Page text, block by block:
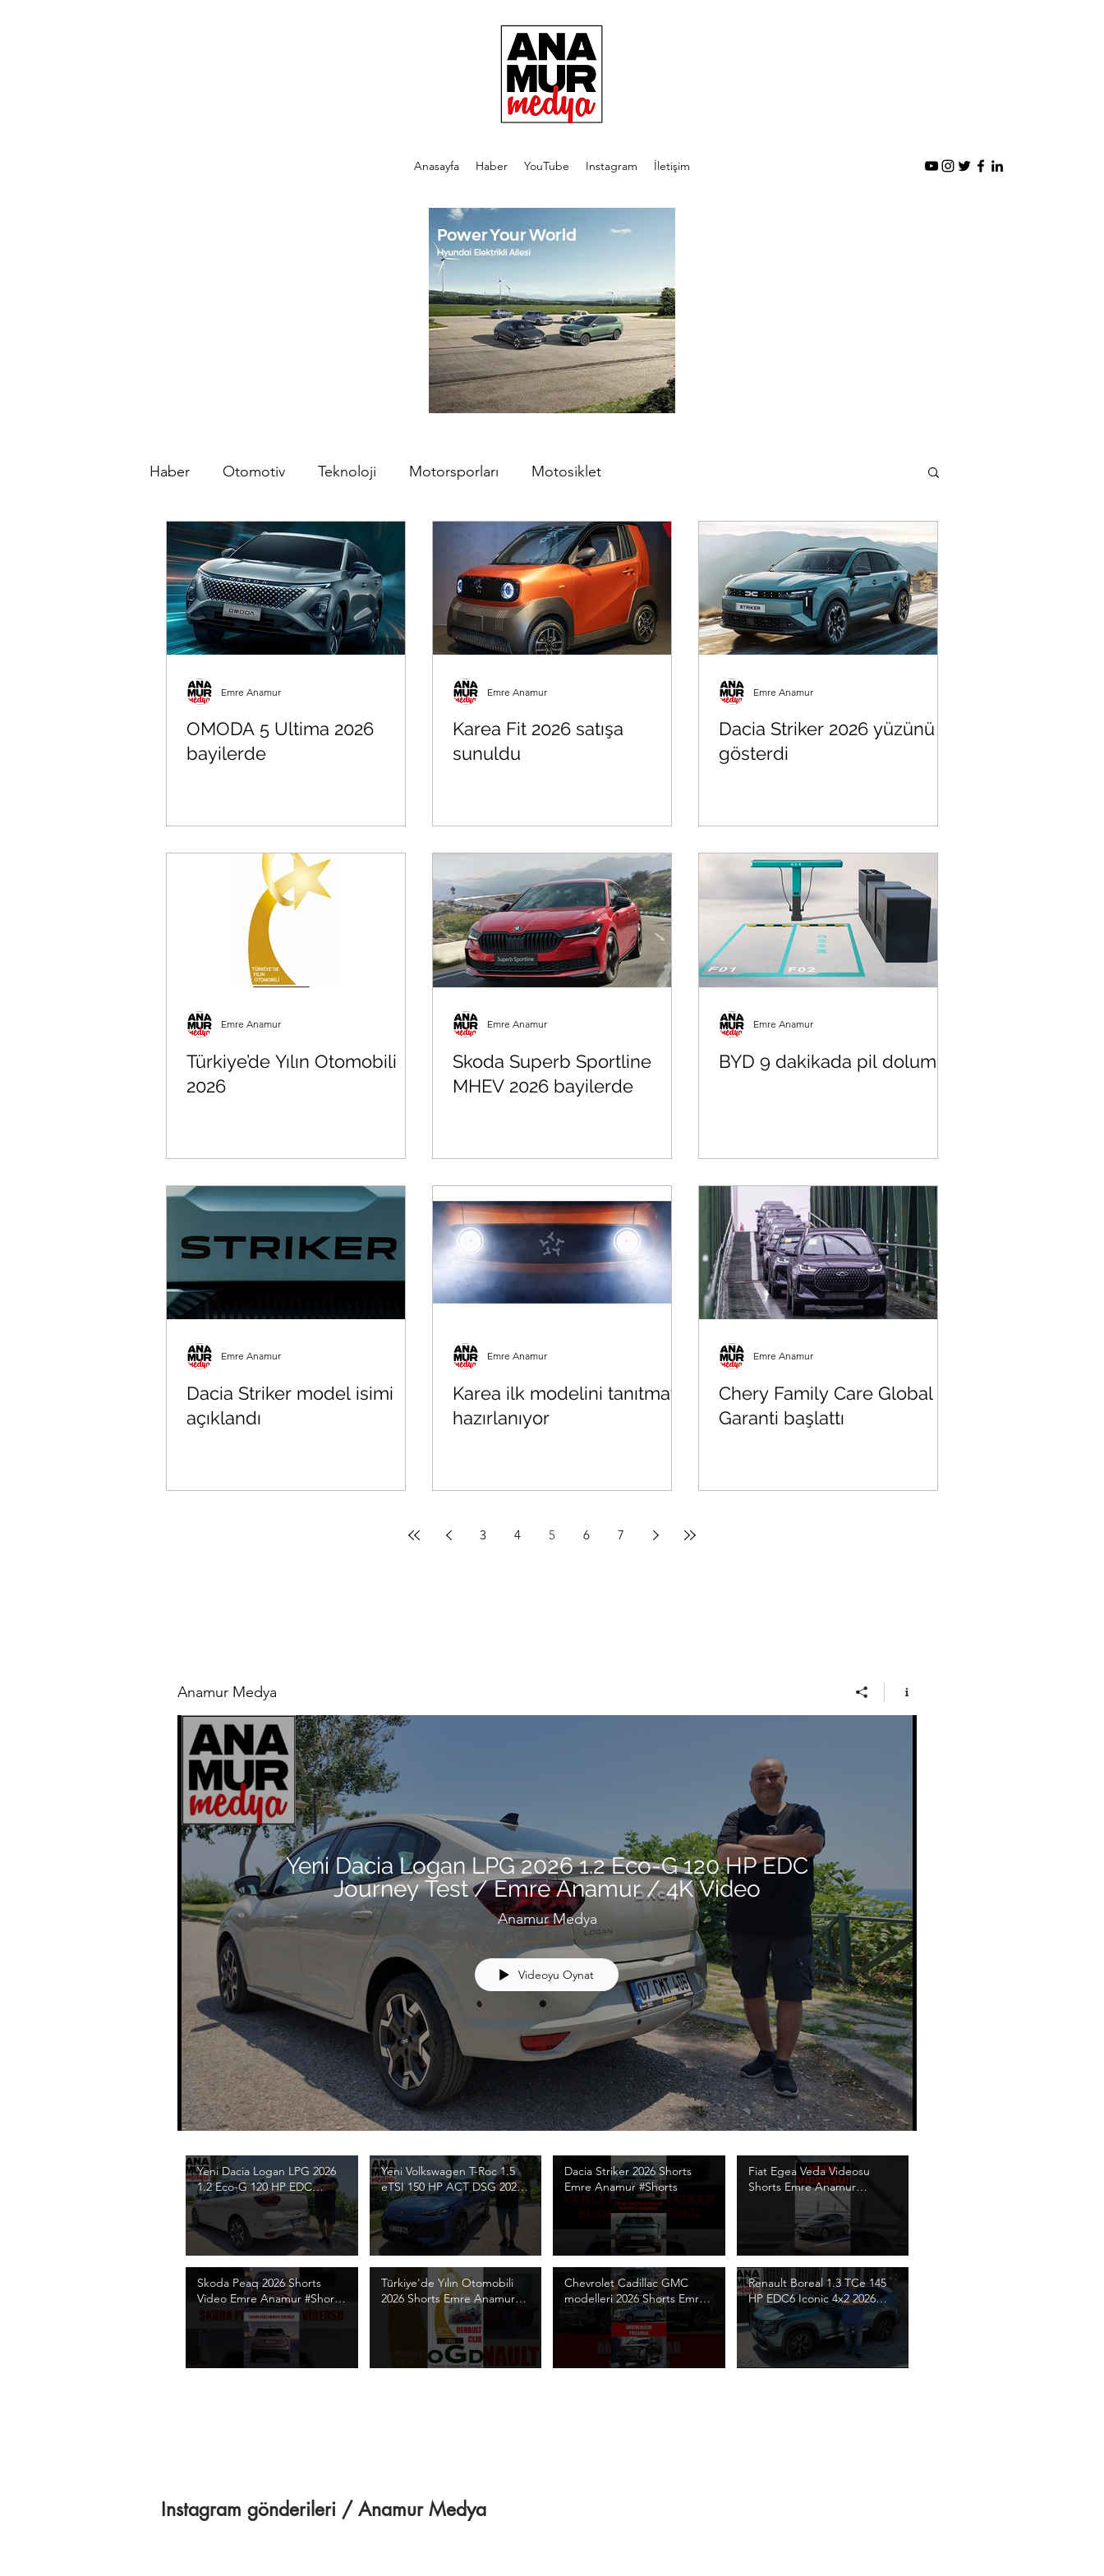
Anasayfa Haber YouTube Instagram İletişim
Haber Otomotiv Teknoloji Motorsporları Motosiklet
OMODA 5 Ultima 2026
bayilerde
Emre Anamur
Karea Fit 2026 satışa
sunuldu
Emre Anamur
Dacia Striker 2026 yüzünü
gösterdi
Emre Anamur
Türkiye’de Yılın Otomobili
2026
Emre Anamur
Skoda Superb Sportline
MHEV 2026 bayilerde
Emre Anamur
BYD 9 dakikada pil dolumu
Emre Anamur
Dacia Striker model isimi
açıklandı
Emre Anamur
Karea ilk modelini tanıtmaya
hazırlanıyor
Emre Anamur
Chery Family Care Global
Garanti başlattı
Emre Anamur
3 4 5 6 7
Anamur Medya
Yeni Dacia Logan LPG 2026 1.2 Eco-G 120 HP EDC
Journey Test / Emre Anamur / 4K Video
Anamur Medya
Videoyu Oynat
Yeni Dacia Logan LPG 2026
1.2 Eco-G 120 HP EDC
Journey Test / Emre Anamur
/ 4K Video
Yeni Volkswagen T-Roc 1.5
eTSI 150 HP ACT DSG 2026
Test / Emre Anamur / 4K
Video
Dacia Striker 2026 Shorts
Emre Anamur #Shorts
Fiat Egea Veda Videosu
Shorts Emre Anamur
#Shorts #FiatEgea
Skoda Peaq 2026 Shorts
Video Emre Anamur #Shorts
#SkodaPeaq
#SkodaPeaqShorts
Türkiye'de Yılın Otomobili
2026 Shorts Emre Anamur
#Shorts #OGD #TYO2026
Chevrolet Cadillac GMC
modelleri 2026 Shorts Emre
Anamur #Shorts
#emreanamur
#anamurmedya #otomobil
Renault Boreal 1.3 TCe 145
HP EDC6 Iconic 4x2 2026
Test / Clio'yu geçecek! /
Emre Anamur / 4K Video
Instagram gönderileri / Anamur Medya